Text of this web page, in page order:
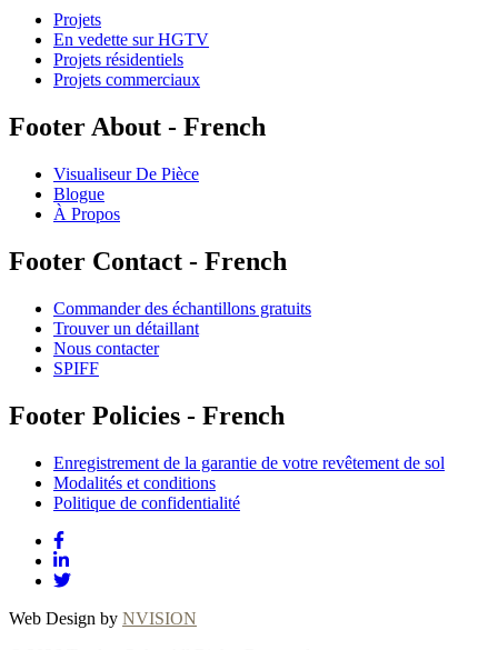
Projets
En vedette sur HGTV
Projets résidentiels
Projets commerciaux
Footer About - French
Visualiseur De Pièce
Blogue
À Propos
Footer Contact - French
Commander des échantillons gratuits
Trouver un détaillant
Nous contacter
SPIFF
Footer Policies - French
Enregistrement de la garantie de votre revêtement de sol
Modalités et conditions
Politique de confidentialité
Web Design by NVISION